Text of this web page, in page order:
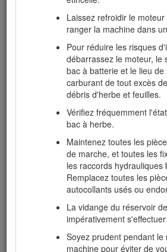
Laissez refroidir le
ranger la machine dans
Pour réduire les risques
débarrassez le moteur, le
bac à batterie et le lieu de
carburant de tout excès
débris d'herbe et feuilles.
Vérifiez fréquemment
bac à herbe.
Maintenez toutes les
de marche, et toutes les
les raccords hydrauliques
Remplacez toutes les
autocollants usés ou
La vidange du réservoir
impérativement
Soyez prudent pendant le
machine pour éviter de
Ne remplissez jamais les
carburant à l'intérieur d'un
plateau d'une remorque
est en plastique. Posez
sur le sol, à l'écart du
remplir.
Descendez la machine du
remorque et posez-la à
remplir le réservoir de
pas possible, laissez la
véhicule ou sur la remorque,
remplissez le réservoir à
non directement à la
Maintenez le pistolet en
du réservoir ou du bidon
remplissage.
N'utilisez pas de dispositif
pistolet en position ouverte.
Si du carburant s'est